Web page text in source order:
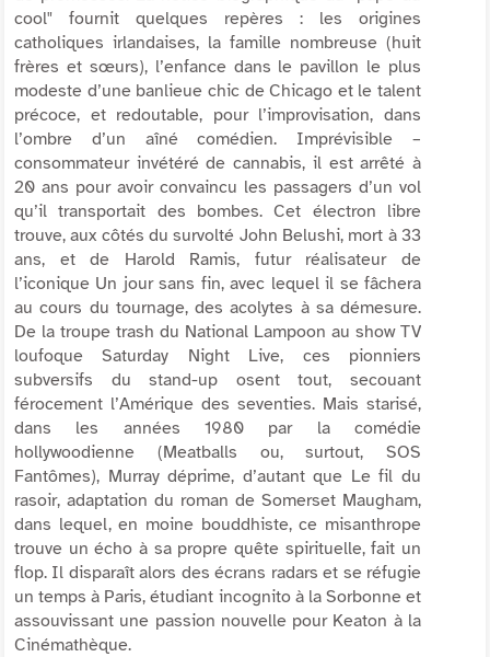
cool" fournit quelques repères : les origines
catholiques irlandaises, la famille nombreuse (huit
frères et sœurs), l’enfance dans le pavillon le plus
modeste d’une banlieue chic de Chicago et le talent
précoce, et redoutable, pour l’improvisation, dans
l’ombre d’un aîné comédien. Imprévisible –
consommateur invétéré de cannabis, il est arrêté à
20 ans pour avoir convaincu les passagers d’un vol
qu’il transportait des bombes. Cet électron libre
trouve, aux côtés du survolté John Belushi, mort à 33
ans, et de Harold Ramis, futur réalisateur de
l’iconique Un jour sans fin, avec lequel il se fâchera
au cours du tournage, des acolytes à sa démesure.
De la troupe trash du National Lampoon au show TV
loufoqueSaturday Night Live, ces pionniers
subversifs du stand-up osent tout, secouant
férocement l’Amérique des seventies. Mais starisé,
dans les années 1980 par la comédie
hollywoodienne (Meatballs ou, surtout, SOS
Fantômes), Murray déprime, d’autant que Le fil du
rasoir, adaptation du roman de Somerset Maugham,
dans lequel, en moine bouddhiste, ce misanthrope
trouve un écho à sa propre quête spirituelle, fait un
flop. Il disparaît alors des écrans radars et se réfugie
un temps à Paris, étudiant incognito à la Sorbonne et
assouvissant une passion nouvelle pour Keaton à la
Cinémathèque.